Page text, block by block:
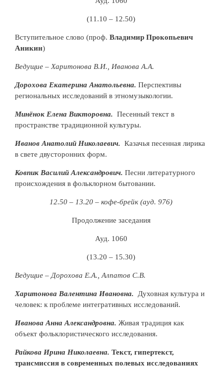
(11.10 – 12.50)
Вступительное слово (проф. Владимир Прокопьевич
Аникин)
Ведущие – Харитонова В.И., Иванова А.А.
Дорохова Екатерина Анатольевна. Перспективы
региональных исследований в этномузыкологии.
Минёнок Елена Викторовна. Песенный текст в
пространстве традиционной культуры.
Иванов Анатолий Николаевич. Казачья песенная лирика
в свете двусторонних форм.
Ковпик Василий Александрович. Песни литературного
происхождения в фольклорном бытовании.
12.50 – 13.20 – кофе-брейк (ауд. 976)
Продолжение заседания
Ауд. 1060
(13.20 – 15.30)
Ведущие – Дорохова Е.А., Алпатов С.В.
Харитонова Валентина Ивановна. Духовная культура и
человек: к проблеме интегративных исследований.
Иванова Анна Александровна. Живая традиция как
объект фольклористического исследования.
Райкова Ирина Николаевна. Текст, гипертекст,
трансмиссия в современных полевых исследованиях